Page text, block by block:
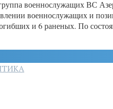
военнослужащих ВС
военнослужащих и
и 6 раненых. По